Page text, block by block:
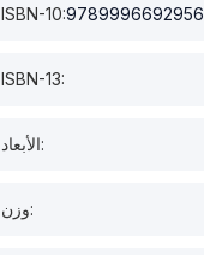
ISBN-10:9789996692956
ISBN-13:
الأبعاد:
وزن: